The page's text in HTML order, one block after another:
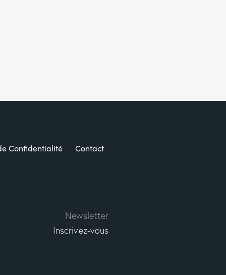
Confidentialité Contact
Newsletter
Inscrivez-vous